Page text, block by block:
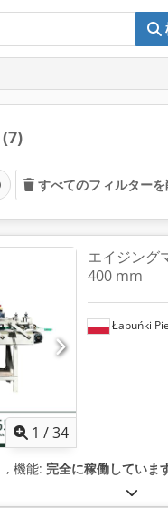
(7)
すべてのフィルター
1 /34
Łabuńki
エイジング
400 mm
, 機能: 完全に稼働していま